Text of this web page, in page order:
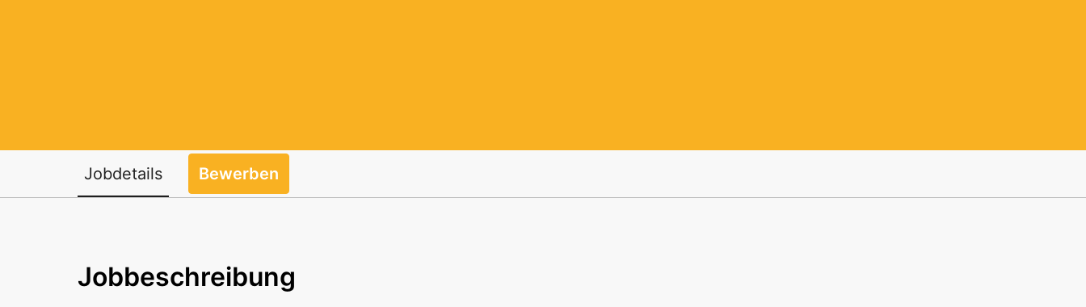
Jobdetails Bewerben
Jobbeschreibung